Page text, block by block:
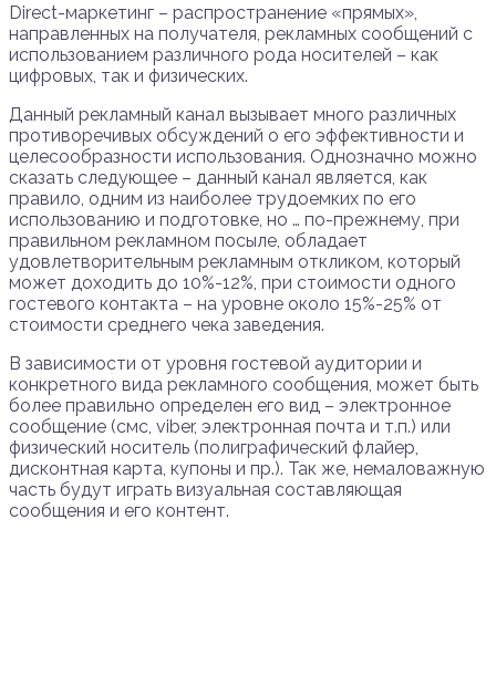
Direct-маркетинг – распространение «прямых»,
направленных на получателя, рекламных сообщений с
использованием различного рода носителей – как
цифровых, так и физических.
Данный рекламный канал вызывает много различных
противоречивых обсуждений о его эффективности и
целесообразности использования. Однозначно можно
сказать следующее – данный канал является, как
правило, одним из наиболее трудоемких по его
использованию и подготовке, но … по-прежнему, при
правильном рекламном посыле, обладает
удовлетворительным рекламным откликом, который
может доходить до 10%-12%, при стоимости одного
гостевого контакта – на уровне около 15%-25% от
стоимости среднего чека заведения.
В зависимости от уровня гостевой аудитории и
конкретного вида рекламного сообщения, может быть
более правильно определен его вид – электронное
сообщение (смс, viber, электронная почта и т.п.) или
физический носитель (полиграфический флайер,
дисконтная карта, купоны и пр.). Так же, немаловажную
часть будут играть визуальная составляющая
сообщения и его контент.